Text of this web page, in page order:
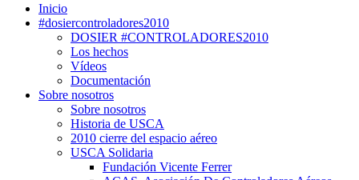
Inicio
#dosiercontroladores2010
DOSIER #CONTROLADORES2010
Los hechos
Vídeos
Documentación
Sobre nosotros
Sobre nosotros
Historia de USCA
2010 cierre del espacio aéreo
USCA Solidaria
Fundación Vicente Ferrer